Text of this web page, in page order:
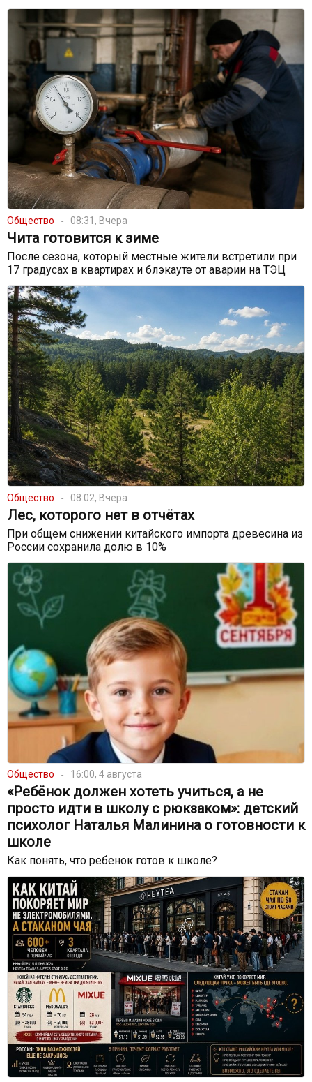
Общество 08:31, Вчера
Чита готовится к зиме
После сезона, который местные жители встретили при
17 градусах в квартирах и блэкауте от аварии на ТЭЦ
Общество 08:02, Вчера
Лес, которого нет в отчётах
При общем снижении китайского импорта древесина из
России сохранила долю в 10%
Общество 16:00, 4 августа
«Ребёнок должен хотеть учиться, а не
просто идти в школу с рюкзаком»: детский
психолог Наталья Малинина о готовности к
школе
Как понять, что ребенок готов к школе?